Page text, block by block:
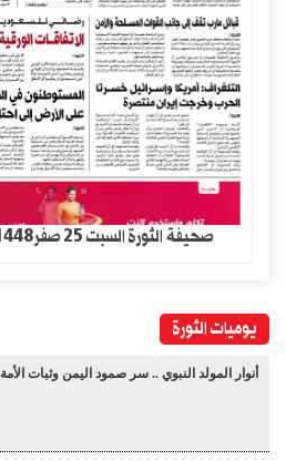
صحيفة الثورة السبت 25 صفر1448 – 8 اغسطس 2026
يوميات الثورة
أنوار المولد النبوي .. سر صمود اليمن وثبات الأمة